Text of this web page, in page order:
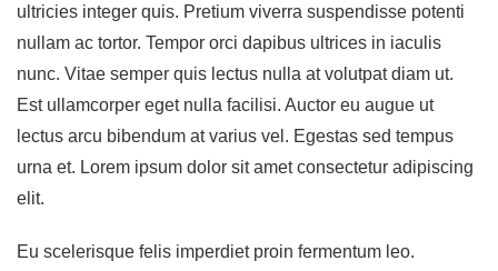
ultricies integer quis. Pretium viverra suspendisse potenti
nullam ac tortor. Tempor orci dapibus ultrices in iaculis
nunc. Vitae semper quis lectus nulla at volutpat diam ut.
Est ullamcorper eget nulla facilisi. Auctor eu augue ut
lectus arcu bibendum at varius vel. Egestas sed tempus
urna et. Lorem ipsum dolor sit amet consectetur adipiscing
elit.
Eu scelerisque felis imperdiet proin fermentum leo.